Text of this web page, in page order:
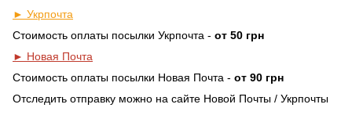
► Укрпочта
Стоимость оплаты посылки Укрпочта - от 50 грн
► Новая Почта
Стоимость оплаты посылки Новая Почта - от 90 грн
Отследить отправку можно на сайте Новой Почты / Укрпочты